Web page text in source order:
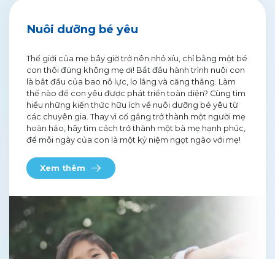
Nuôi dưỡng bé yêu
Thế giới của mẹ bây giờ trở nên nhỏ xíu, chỉ bằng một bé
con thôi đúng không mẹ ơi! Bắt đầu hành trình nuôi con
là bắt đầu của bao nỗ lực, lo lắng và căng thẳng. Làm
thế nào để con yêu được phát triển toàn diện? Cùng tìm
hiểu những kiến thức hữu ích về nuôi dưỡng bé yêu từ
các chuyên gia. Thay vì cố gắng trở thành một người mẹ
hoàn hảo, hãy tìm cách trở thành một bà mẹ hạnh phúc,
để mỗi ngày của con là một kỷ niệm ngọt ngào với mẹ!
Xem thêm